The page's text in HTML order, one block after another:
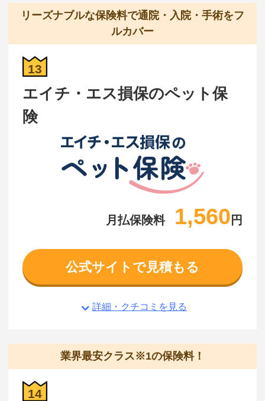
リーズナブルな保険料で通院・入院・手術をフ
ルカバー
13
エイチ・エス損保のペット保
険
月払保険料 1,560 円
公式サイトで見積もる
詳細・クチコミを見る
業界最安クラス※1の保険料！
14